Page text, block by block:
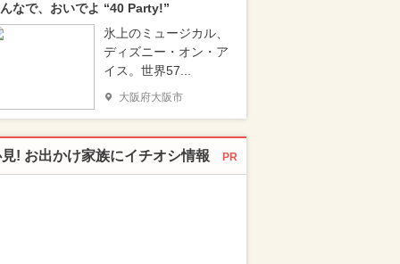
なで、おいでよ “40 Party!”
氷上のミュージカル、
ディズニー・オン・ア
イス。世界57...
大阪府大阪市
! お出かけ家族にイチオシ情報 PR